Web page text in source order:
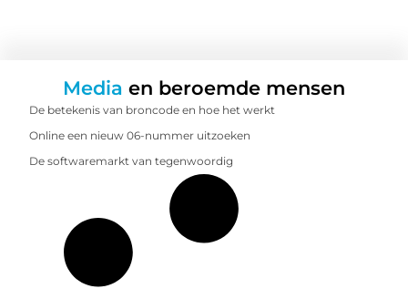
Media en beroemde mensen
De betekenis van broncode en hoe het werkt
Online een nieuw 06-nummer uitzoeken
De softwaremarkt van tegenwoordig